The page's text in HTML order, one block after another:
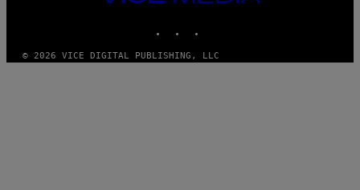
MEDIA
© 2026 VICE DIGITAL PUBLISHING, LLC